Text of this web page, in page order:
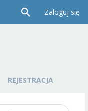
Zaloguj się
REJESTRACJA